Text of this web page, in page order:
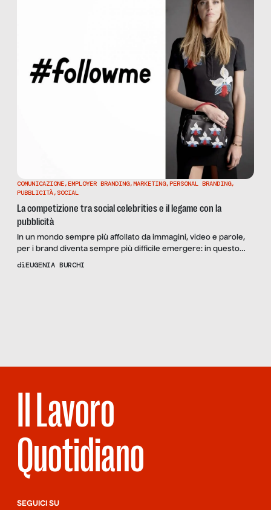
COMUNICAZIONE,EMPLOYER BRANDING,MARKETING,PERSONAL BRANDING,
PUBBLICITÀ, SOCIAL
La competizione tra social celebrities e il legame con la
pubblicità
In un mondo sempre più affollato da immagini, video e parole,
per i brand diventa sempre più difficile emergere: in questo
contesto, i social media sono diventati un must-to-have per
diEUGENIA BURCHI
Il Lavoro
Quotidiano
SEGUICI SU